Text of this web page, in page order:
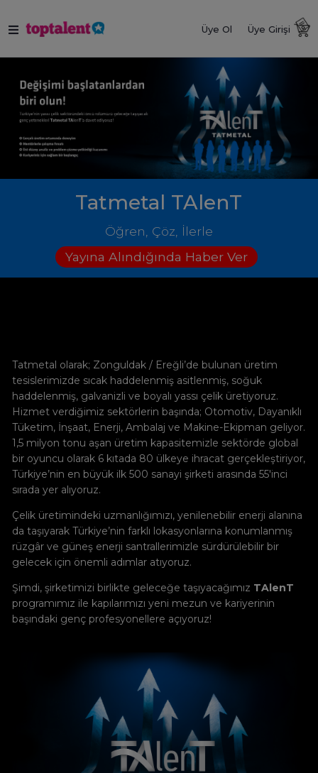
Üye Ol Üye Girişi
Tatmetal TAlenT
Öğren, Çöz, İlerle
Yayına Alındığında Haber Ver
Tatmetal olarak; Zonguldak / Ereğli’de bulunan üretim
tesislerimizde sıcak haddelenmiş asitlenmiş, soğuk
haddelenmiş, galvanizli ve boyalı yassı çelik üretiyoruz.
Hizmet verdiğimiz sektörlerin başında; Otomotiv, Dayanıklı
Tüketim, İnşaat, Enerji, Ambalaj ve Makine-Ekipman geliyor.
1,5 milyon tonu aşan üretim kapasitemizle sektörde global
bir oyuncu olarak 6 kıtada 80 ülkeye ihracat gerçekleştiriyor,
Türkiye’nin en büyük ilk 500 sanayi şirketi arasında 55'inci
sırada yer alıyoruz.
Çelik üretimindeki uzmanlığımızı, yenilenebilir enerji alanına
da taşıyarak Türkiye’nin farklı lokasyonlarına konumlanmış
rüzgâr ve güneş enerji santrallerimizle sürdürülebilir bir
gelecek için önemli adımlar atıyoruz.
Şimdi, şirketimizi birlikte geleceğe taşıyacağımız TAlenT
programımız ile kapılarımızı yeni mezun ve kariyerinin
başındaki genç profesyonellere açıyoruz!